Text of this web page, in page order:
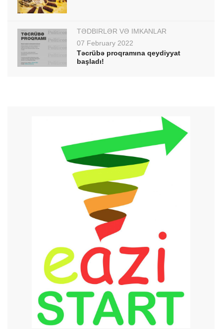
TƏDBİRLƏR VƏ İMKANLAR
07 February 2022
Təcrübə proqramına qeydiyyat
başladı!